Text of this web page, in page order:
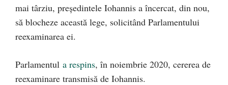
mai târziu, președintele Iohannis a încercat, din nou,
să blocheze această lege, solicitând Parlamentului
reexaminarea ei.
Parlamentul a respins, în noiembrie 2020, cererea de
reexaminare transmisă de Iohannis.